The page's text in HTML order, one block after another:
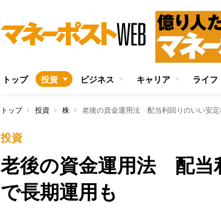
トップ 投資 ビジネス キャリア ライフ
トップ 投資 株 老後の資金運用法 配当利回りのいい安定
投資
老後の資金運用法 配当
で長期運用も